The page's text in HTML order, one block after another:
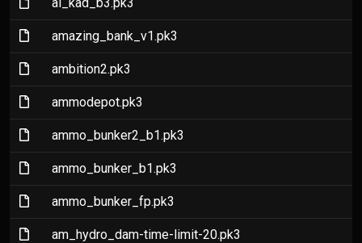
(File)amazing_bank_v1.pk3
(File)ambition2.pk3
(File)ammodepot.pk3
(File)ammo_bunker2_b1.pk3
(File)ammo_bunker_b1.pk3
(File)ammo_bunker_fp.pk3
(File)am_hydro_dam-time-limit-20.pk3